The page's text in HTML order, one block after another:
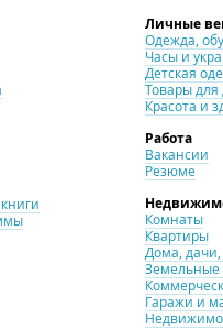
Личные
Одежда,
Часы и
Детская
Товары для
Красота и
Работа
Вакансии
Резюме
Комнаты
Квартиры
Дома, дачи,
Земельные
Гаражи и